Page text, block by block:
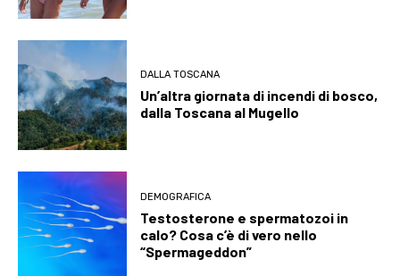
DALLA TOSCANA
Un’altra giornata di incendi di bosco,
dalla Toscana al Mugello
DEMOGRAFICA
Testosterone e spermatozoi in
calo? Cosa c’è di vero nello
“Spermageddon”